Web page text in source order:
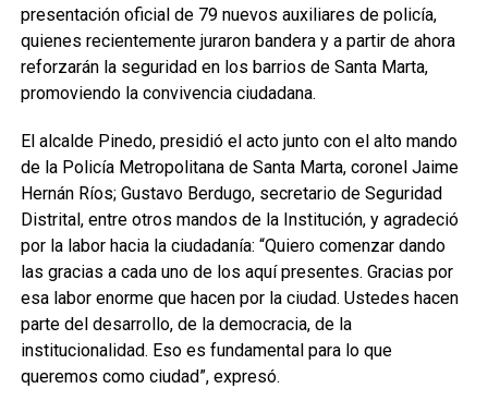
presentación oficial de 79 nuevos auxiliares de policía,
quienes recientemente juraron bandera y a partir de ahora
reforzarán la seguridad en los barrios de Santa Marta,
promoviendo la convivencia ciudadana.
El alcalde Pinedo, presidió el acto junto con el alto mando
de la Policía Metropolitana de Santa Marta, coronel Jaime
Hernán Ríos; Gustavo Berdugo, secretario de Seguridad
Distrital, entre otros mandos de la Institución, y agradeció
por la labor hacia la ciudadanía: “Quiero comenzar dando
las gracias a cada uno de los aquí presentes. Gracias por
esa labor enorme que hacen por la ciudad. Ustedes hacen
parte del desarrollo, de la democracia, de la
institucionalidad. Eso es fundamental para lo que
queremos como ciudad”, expresó.